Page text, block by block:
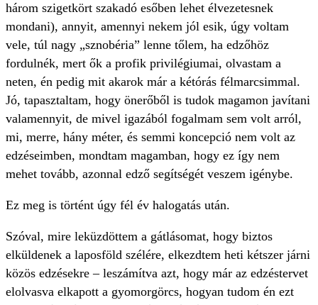
három szigetkört szakadó esőben lehet élvezetesnek
mondani), annyit, amennyi nekem jól esik, úgy voltam
vele, túl nagy „sznobéria” lenne tőlem, ha edzőhöz
fordulnék, mert ők a profik privilégiumai, olvastam a
neten, én pedig mit akarok már a kétórás félmarcsimmal.
Jó, tapasztaltam, hogy önerőből is tudok magamon javítani
valamennyit, de mivel igazából fogalmam sem volt arról,
mi, merre, hány méter, és semmi koncepció nem volt az
edzéseimben, mondtam magamban, hogy ez így nem
mehet tovább, azonnal edző segítségét veszem igénybe.
Ez meg is történt úgy fél év halogatás után.
Szóval, mire leküzdöttem a gátlásomat, hogy biztos
elküldenek a laposföld szélére, elkezdtem heti kétszer járni
közös edzésekre – leszámítva azt, hogy már az edzéstervet
elolvasva elkapott a gyomorgörcs, hogyan tudom én ezt